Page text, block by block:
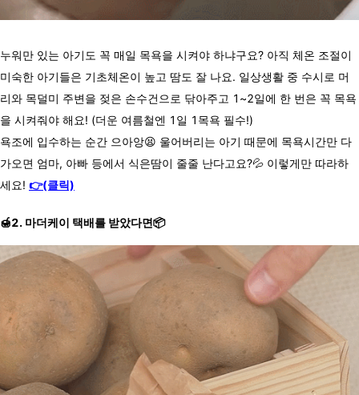
누워만 있는 아기도 꼭 매일 목욕을 시켜야 하냐구요? 아직 체온 조절이
미숙한 아기들은 기초체온이 높고 땀도 잘 나요. 일상생활 중 수시로 머
리와 목덜미 주변을 젖은 손수건으로 닦아주고 1~2일에 한 번은 꼭 목욕
을 시켜줘야 해요! (더운 여름철엔 1일 1목욕 필수!)
욕조에 입수하는 순간 으아앙😫 울어버리는 아기 때문에 목욕시간만 다
가오면 엄마, 아빠 등에서 식은땀이 줄줄 난다고요?💦 이렇게만 따라하
세요! 👉(클릭)
🍯2. 마더케이 택배를 받았다면📦